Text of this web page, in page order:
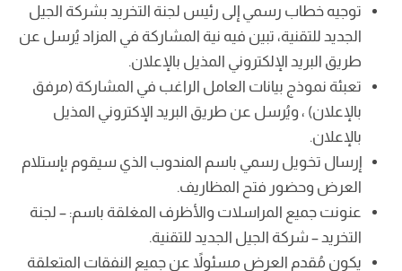
توجيه خطاب رسمي إلى رئيس لجنة التخريد بشركة الجيل
الجديد للتقنية، تبين فيه نية المشاركة في المزاد يُرسل عن
طريق البريد الإلكتروني المذيل بالإعلان.
تعبئة نموذج بيانات العامل الراغب في المشاركة (مرفق
بالإعلان) ، ويُرسل عن طريق البريد الإكتروني المذيل
بالإعلان.
إرسال تخويل رسمي باسم المندوب الذي سيقوم بإستلام
العرض وحضور فتح المظاريف.
عنونت جميع المراسلات والأظرف المغلقة باسم: – لجنة
التخريد – شركة الجيل الجديد للتقنية.
يكون مُقدم العرض مسئولاً عن جميع النفقات المتعلقة